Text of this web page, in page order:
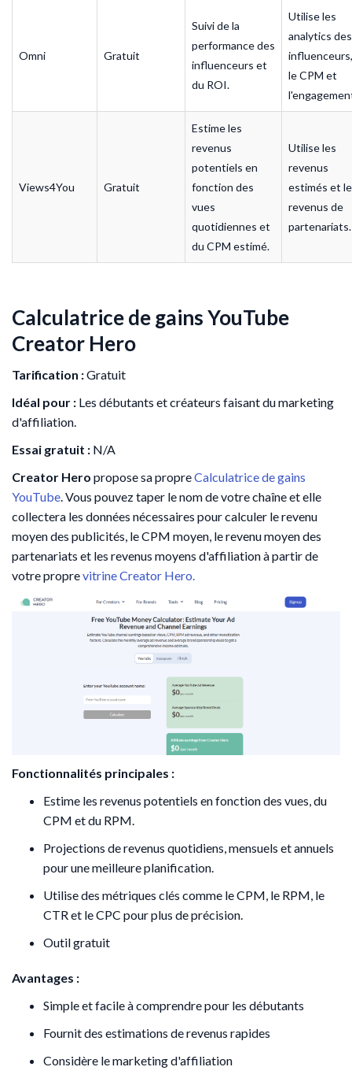
Omni Gratuit
Suivi de la
performance des
influenceurs et
du ROI.
Utilise les
analytics des
influenceurs,
le CPM et
Views4You Gratuit
Estime les
revenus
potentiels en
fonction des
vues
quotidiennes et
du CPM estimé.
Utilise les
revenus
estimés et
revenus de
partenariats.
Calculatrice de gains YouTube
Creator Hero
Tarification :Gratuit
Idéal pour : Les débutants et créateurs faisant du marketing
d'affiliation.
Essai gratuit : N/A
Creator Hero propose sa propreCalculatrice de gains
YouTube. Vous pouvez taper le nom de votre chaîne et elle
collectera les données nécessaires pour calculer le revenu
moyen des publicités, le CPM moyen, le revenu moyen des
partenariats et les revenus moyens d'affiliation à partir de
votre proprevitrine Creator Hero.
Fonctionnalités principales :
Estime les revenus potentiels en fonction des vues, du
CPM et du RPM.
Projections de revenus quotidiens, mensuels et annuels
pour une meilleure planification.
Utilise des métriques clés comme le CPM, le RPM, le
CTR et le CPC pour plus de précision.
Outil gratuit
Avantages :
Simple et facile à comprendre pour les débutants
Fournit des estimations de revenus rapides
Considère le marketing d'affiliation